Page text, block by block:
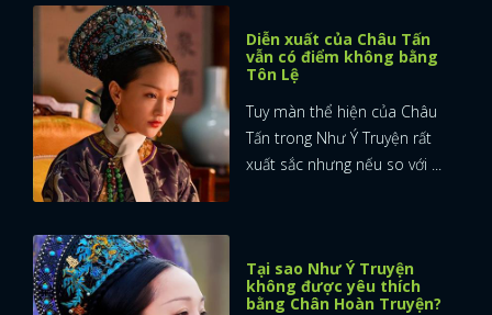
Diễn xuất của Châu Tấn
vẫn có điểm không bằng
Tôn Lệ
Tuy màn thể hiện của Châu
Tấn trong Như Ý Truyện rất
xuất sắc nhưng nếu so với ...
Tại sao Như Ý Truyện
không được yêu thích
bằng Chân Hoàn Truyện?